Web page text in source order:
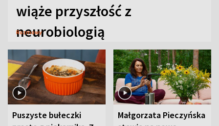
wiąże przyszłość z
neurobiologią
Rozmowy
Puszyste bułeczki
Małgorzata Pieczyńska